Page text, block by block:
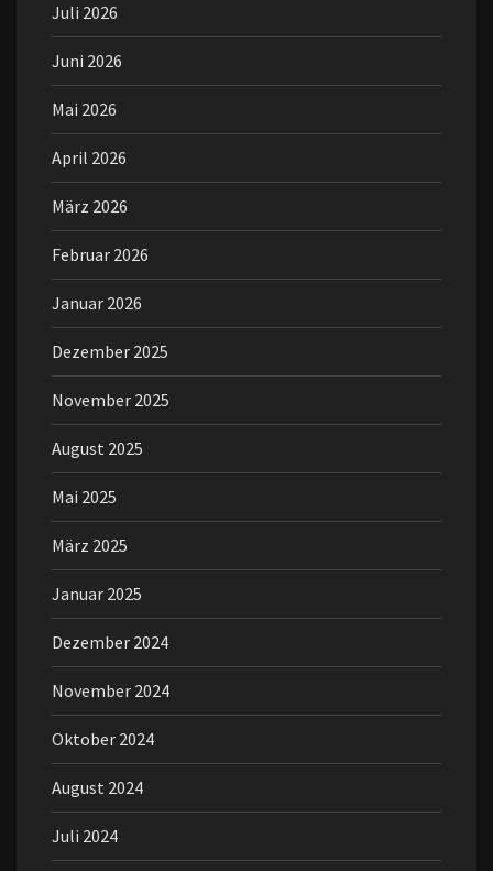
Juli 2026
Juni 2026
Mai 2026
April 2026
März 2026
Februar 2026
Januar 2026
Dezember 2025
November 2025
August 2025
Mai 2025
März 2025
Januar 2025
Dezember 2024
November 2024
Oktober 2024
August 2024
Juli 2024